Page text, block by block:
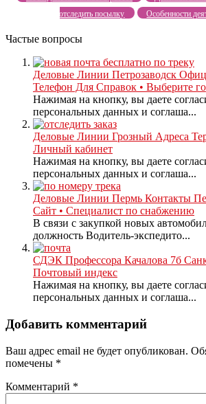
отследить посылку
Особенности
Частые вопросы
Деловые Линии Петрозаводск
Телефон Для Справок • Выберите
Нажимая на кнопку, вы даете
персональных данных и соглаша...
Деловые Линии Грозный Адреса
Личный кабинет
Нажимая на кнопку, вы даете
персональных данных и соглаша...
Деловые Линии Пермь Контакты
Сайт • Специалист по снабжению
В связи с закупкой новых
должность Водитель-экспедито...
СДЭК Профессора Качалова 7б
Почтовый индекс
Нажимая на кнопку, вы даете
персональных данных и соглаша...
Добавить комментарий
Ваш адрес email не будет опубликован.
помечены *
Комментарий *